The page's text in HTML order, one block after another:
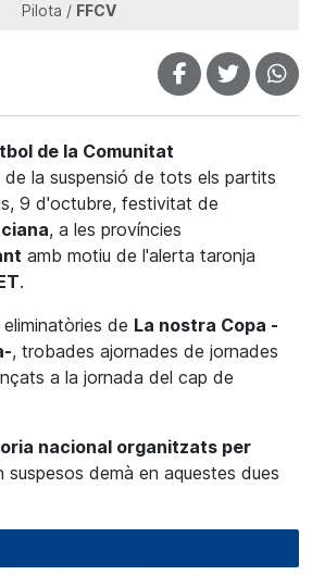
Pilota / FFCV
de la Comunitat
de la suspensió de tots els partits
9 d'octubre, festivitat de
, a les províncies
amb motiu de l'alerta taronja
.
de La nostra Copa -
, trobades ajornades de jornades
a la jornada del cap de
nacional organitzats per
suspesos demà en aquestes dues